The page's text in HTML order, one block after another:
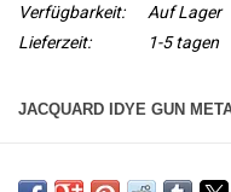
Verfügbarkeit:
Auf Lager
Lieferzeit:
1-5 tagen
JACQUARD IDYE GUN
Naturtextilien, wie Seide,